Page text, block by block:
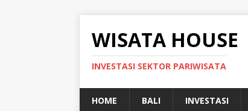
WISATA HOUSE
INVESTASI SEKTOR PARIWISATA
HOME BALI INVESTASI